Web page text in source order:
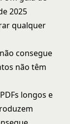
2025
qualquer
consegue
não têm
longos e